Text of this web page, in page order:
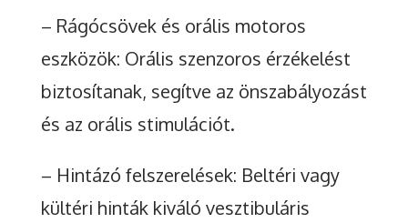
– Rágócsövek és orális motoros
eszközök: Orális szenzoros érzékelést
biztosítanak, segítve az önszabályozást
és az orális stimulációt.
– Hintázó felszerelések: Beltéri vagy
kültéri hinták kiváló vesztibuláris